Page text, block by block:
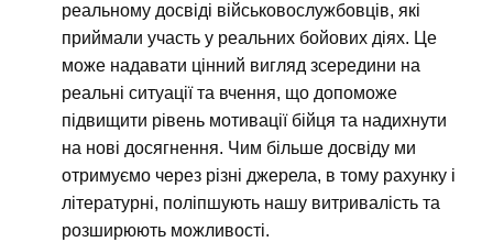
реальному досвіді військовослужбовців, які
приймали участь у реальних бойових діях. Це
може надавати цінний вигляд зсередини на
реальні ситуації та вчення, що допоможе
підвищити рівень мотивації бійця та надихнути
на нові досягнення. Чим більше досвіду ми
отримуємо через різні джерела, в тому рахунку і
літературні, поліпшують нашу витривалість та
розширюють можливості.